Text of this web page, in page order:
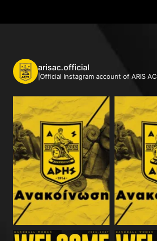
arisac.official
|Official Instagram account of ARIS AC|